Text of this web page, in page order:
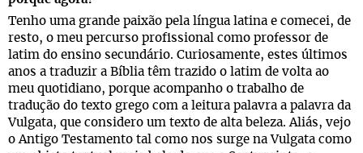
Tenho uma grande paixão pela língua latina e comecei, de
resto, o meu percurso profissional como professor de
latim do ensino secundário. Curiosamente, estes últimos
anos a traduzir a Bíblia têm trazido o latim de volta ao
meu quotidiano, porque acompanho o trabalho de
tradução do texto grego com a leitura palavra a palavra da
Vulgata, que considero um texto de alta beleza. Aliás, vejo
o Antigo Testamento tal como nos surge na Vulgata como